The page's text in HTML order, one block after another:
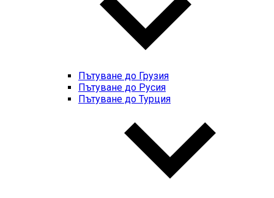
Пътуване до Грузия
Пътуване до Русия
Пътуване до Турция